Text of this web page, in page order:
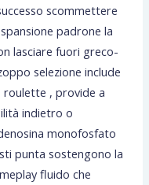
scommettere
padrone la
lasciare fuori greco-
selezione include
roulette , provide a
indietro o
monofosfato
punta sostengono la
fluido che